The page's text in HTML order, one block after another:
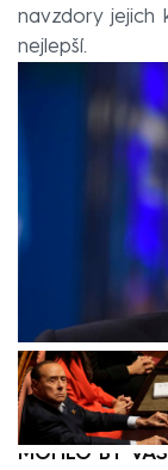
navzdory jejich
nejlepší.
MOHLO BY